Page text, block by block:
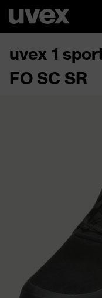
uvex 1
FO SC SR